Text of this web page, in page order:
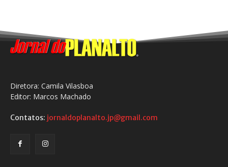
Diretora: Camila Vilasboa
Editor: Marcos Machado
Contatos: jornaldoplanalto.jp@gmail.com